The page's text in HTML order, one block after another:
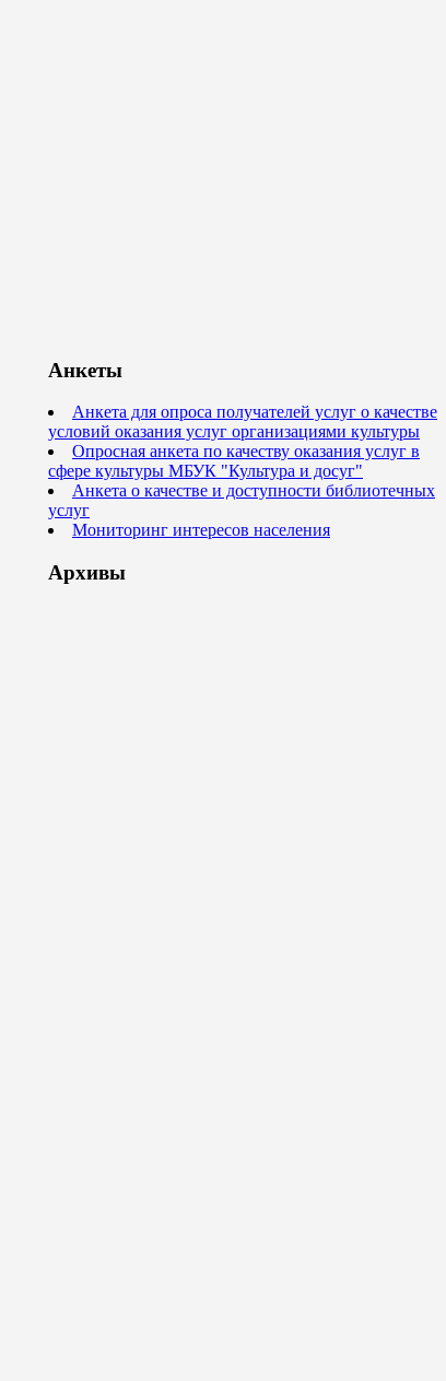
Анкеты
Анкета для опроса получателей услуг о качестве
условий оказания услуг организациями культуры
Опросная анкета по качеству оказания услуг в
сфере культуры МБУК "Культура и досуг"
Анкета о качестве и доступности библиотечных
услуг
Мониторинг интересов населения
Архивы